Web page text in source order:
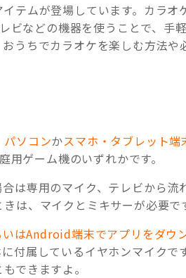
テムが登場しています。カラオ
ビなどの機器を使うことで、手
うちでカラオケを楽しむ方法や
パソコンかスマホ・タブレット端
用ゲーム機のいずれかです。
は専用のマイク、テレビから流
は、マイクとミキサーが必要で
はAndroid端末でアプリをダウ
付属しているイヤホンマイクで
できますよ。